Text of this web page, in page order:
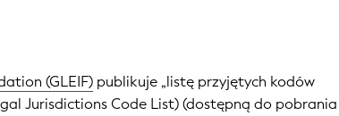
(GLEIF) publikuje „listę przyjętych kodów
Jurisdictions Code List)(dostępną do pobrania